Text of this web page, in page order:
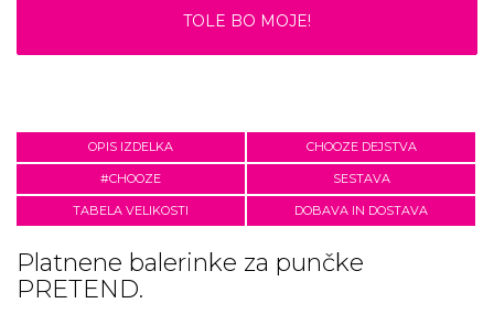
TOLE BO MOJE!
OPIS IZDELKA CHOOZE DEJSTVA
#CHOOZE SESTAVA
TABELA VELIKOSTI DOBAVA IN DOSTAVA
Platnene balerinke za punčke
PRETEND.